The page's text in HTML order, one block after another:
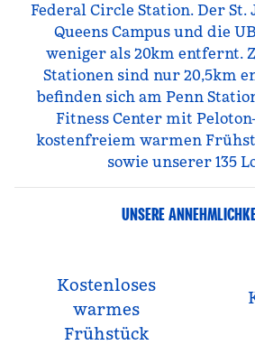
Federal Circle Station. Der St.
Queens Campus und die
weniger als 20km entfernt.
Stationen sind nur 20,5km
befinden sich am Penn
Fitness Center mit
kostenfreiem warmen
sowie unserer 135
UNSERE
Kostenloses
warmes
Frühstück